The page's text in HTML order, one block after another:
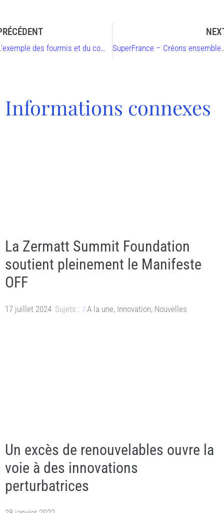
L'exemple des fourmis et du commerce de la nature SuperFrance –
Informations connexes
La Zermatt Summit Foundation
soutient pleinement le Manifeste
OFF
17 juillet 2024 Sujets : A la une, Innovation, Nouvelles
Un excès de renouvelables ouvre la
voie à des innovations
perturbatrices